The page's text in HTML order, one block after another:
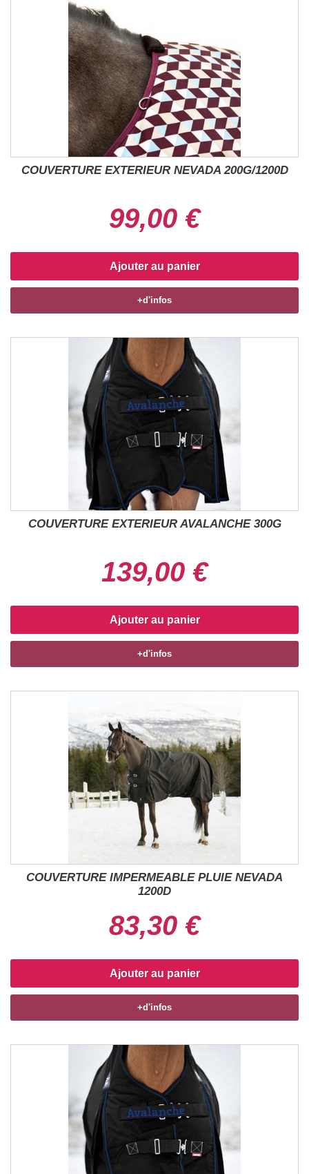
COUVERTURE EXTERIEUR NEVADA 200G/1200D
99,00 €
Ajouter au panier
+d'infos
COUVERTURE EXTERIEUR AVALANCHE 300G
139,00 €
Ajouter au panier
+d'infos
COUVERTURE IMPERMEABLE PLUIE NEVADA
1200D
83,30 €
Ajouter au panier
+d'infos